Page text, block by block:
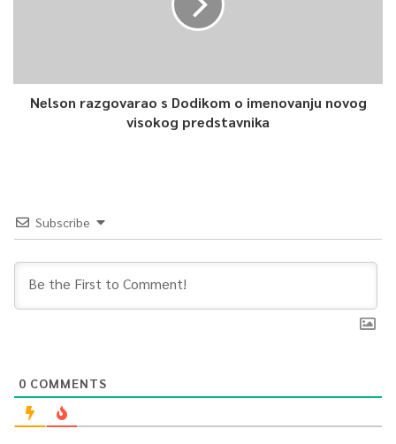
kao što je sječa, odvlačenje iz šume starog, palog drveća,
branje šumskog bilja i slično. Kad neko stablo padne pod
U prašumi je dopušteno samo provoditi naučno-stručna
Article Rating
Nelson razgovarao s Dodikom o imenovanju novog
visokog predstavnika
Subscribe
0 COMMENTS